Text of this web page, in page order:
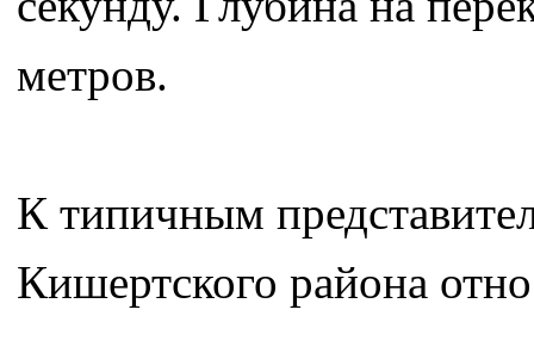
метров.
К типичным
Кишертского района